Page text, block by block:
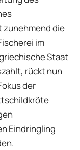
zunehmend die
im
Staat
rückt nun
der
Eindringling